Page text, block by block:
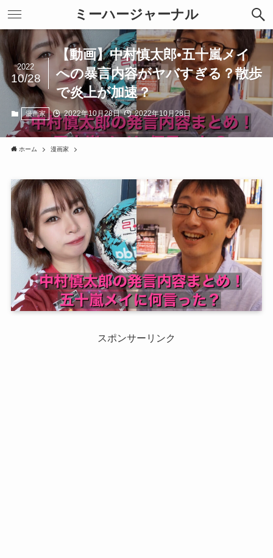
ミーハージャーナル
【動画】中村慎太郎•五十嵐メイ
への暴言内容がヤバすぎる？散歩
で炎上が加速？
2022
10/28
漫画家 2022年10月28日 2022年10月28日
ホーム 漫画家
スポンサーリンク